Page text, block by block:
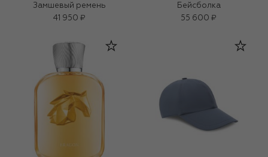
Замшевый ремень
41 950 ₽
Бейсболка
55 600 ₽